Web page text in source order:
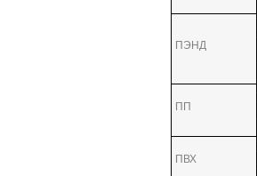
ПЭНД
ПП
ПВХ